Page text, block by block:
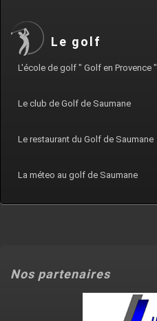
Le golf
L'école de golf " Golf en Provence "
Le club de Golf de Saumane
Le restaurant du Golf de Saumane
La méteo au golf de Saumane
Nos partenaires